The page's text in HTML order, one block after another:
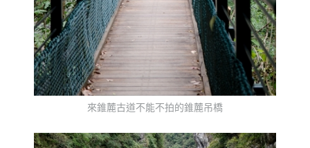
來錐麓古道不能不拍的錐麓吊橋